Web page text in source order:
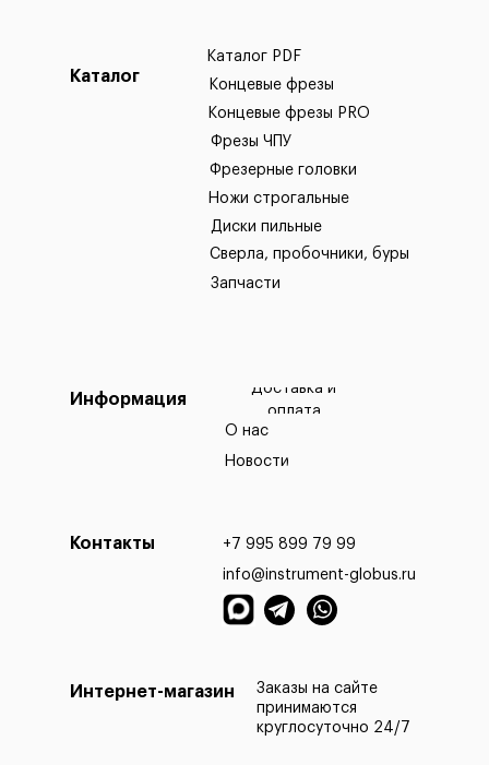
Заказы на сайте
принимаются
круглосуточно 24/7
Каталог
Информация
Контакты
+7 995 899 79 99
info@instrument-globus.ru
Интернет-магазин
Концевые фрезы
Каталог PDF
Концевые фрезы PRO
Фрезы ЧПУ
Фрезерные головки
Ножи строгальные
Диски пильные
Сверла, пробочники, буры
Запчасти
Доставка и
оплата
О нас
Новости